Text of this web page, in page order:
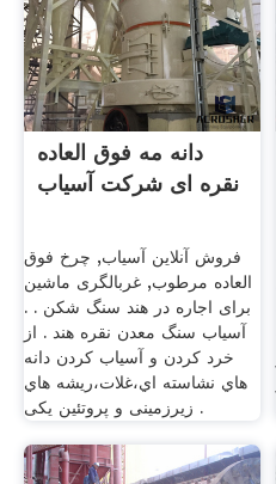
دانه مه فوق العاده
نقره ای شرکت آسیاب
فروش آنلاین آسیاب, چرخ فوق
العاده مرطوب, غربالگری ماشین
برای اجاره در هند سنگ شکن . .
آسیاب سنگ معدن نقره هند . از
خرد کردن و آسیاب کردن دانه
هاي نشاسته اي،غلات،ریشه هاي
زیرزمینی و پروتئین یکی .